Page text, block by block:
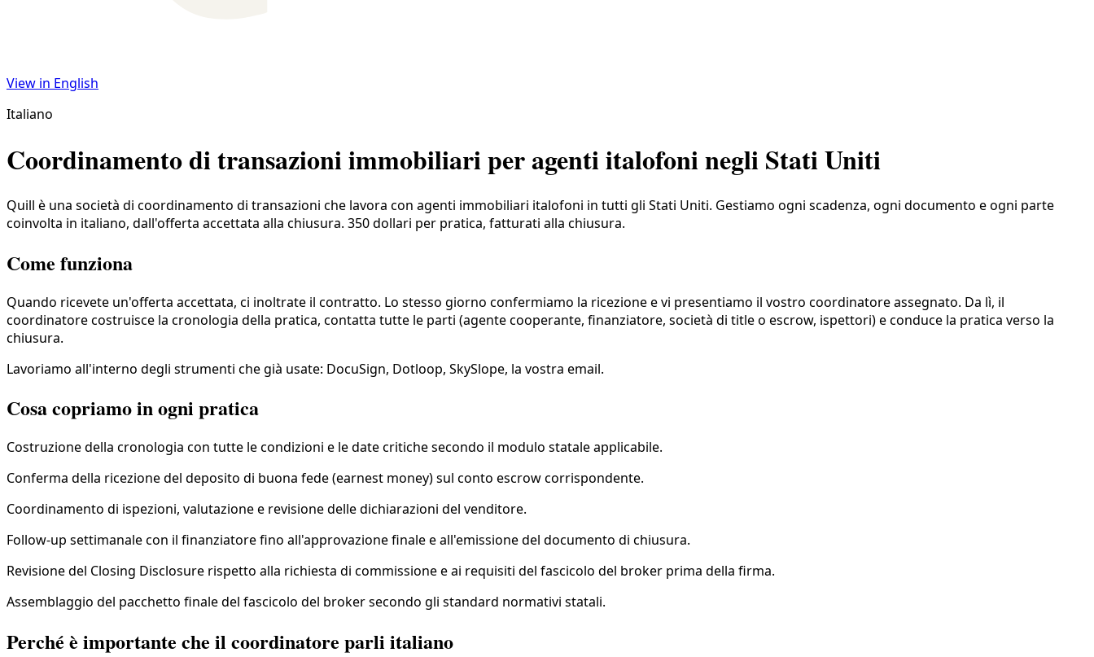
View in English
Italiano
Coordinamento di transazioni immobiliari per agenti italofoni negli Stati Uniti
Quill è una società di coordinamento di transazioni che lavora con agenti immobiliari italofoni in tutti gli Stati Uniti. Gestiamo ogni scadenza, ogni documento e ogni parte
coinvolta in italiano, dall'offerta accettata alla chiusura. 350 dollari per pratica, fatturati alla chiusura.
Come funziona
Quando ricevete un'offerta accettata, ci inoltrate il contratto. Lo stesso giorno confermiamo la ricezione e vi presentiamo il vostro coordinatore assegnato. Da lì, il
coordinatore costruisce la cronologia della pratica, contatta tutte le parti (agente cooperante, finanziatore, società di title o escrow, ispettori) e conduce la pratica verso la
chiusura.
Lavoriamo all'interno degli strumenti che già usate: DocuSign, Dotloop, SkySlope, la vostra email.
Cosa copriamo in ogni pratica
Costruzione della cronologia con tutte le condizioni e le date critiche secondo il modulo statale applicabile.
Conferma della ricezione del deposito di buona fede (earnest money) sul conto escrow corrispondente.
Coordinamento di ispezioni, valutazione e revisione delle dichiarazioni del venditore.
Follow-up settimanale con il finanziatore fino all'approvazione finale e all'emissione del documento di chiusura.
Revisione del Closing Disclosure rispetto alla richiesta di commissione e ai requisiti del fascicolo del broker prima della firma.
Assemblaggio del pacchetto finale del fascicolo del broker secondo gli standard normativi statali.
Perché è importante che il coordinatore parli italiano